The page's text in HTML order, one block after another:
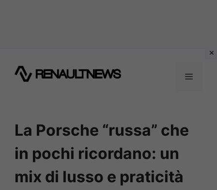
MENU
La Porsche “russa” che
in pochi ricordano: un
mix di lusso e praticità